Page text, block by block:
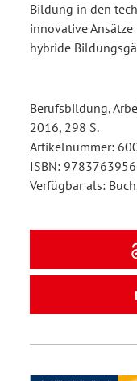
Bildung in den
innovative
hybride
Berufsbildung,
2016, 298 S.
Artikelnummer:
ISBN:
Verfügbar als: